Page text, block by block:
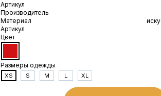
Артикул
Производитель
Материал
Артикул
Цвет
Размеры одежды
XS S M L XL